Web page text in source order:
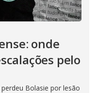
onde
pelo
Bolasie por lesão